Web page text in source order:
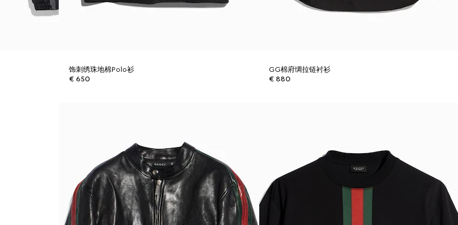
饰刺绣珠地棉Polo衫
€ 650
GG棉府绸拉链衬衫
€ 880